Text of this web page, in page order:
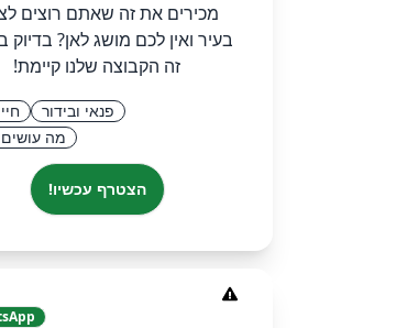
מכירים את זה שאתם רוצים
בעיר ואין לכם מושג לאן? בדיוק
זה הקבוצה שלנו קיימת!
פנאי ובידור
מה עושים
הצטרף עכשיו!